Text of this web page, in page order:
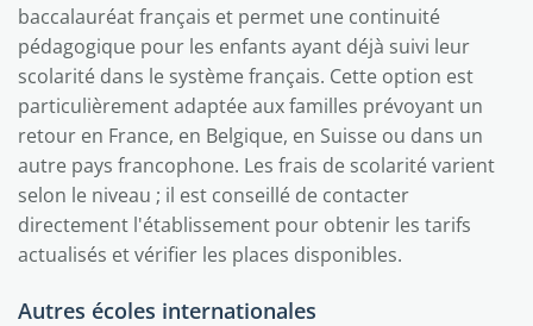
baccalauréat français et permet une continuité
pédagogique pour les enfants ayant déjà suivi leur
scolarité dans le système français. Cette option est
particulièrement adaptée aux familles prévoyant un
retour en France, en Belgique, en Suisse ou dans un
autre pays francophone. Les frais de scolarité varient
selon le niveau ; il est conseillé de contacter
directement l'établissement pour obtenir les tarifs
actualisés et vérifier les places disponibles.
Autres écoles internationales